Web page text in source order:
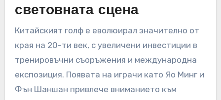
по време на турнири, което може да повлияе
на представянето им в ключови моменти.
Исторически контекст на
китайския голф на
световната сцена